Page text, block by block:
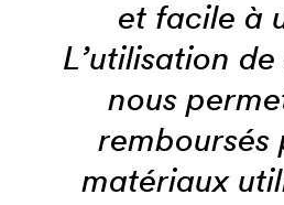
et facile à
L’utilisation
nous
remboursés
matériaux